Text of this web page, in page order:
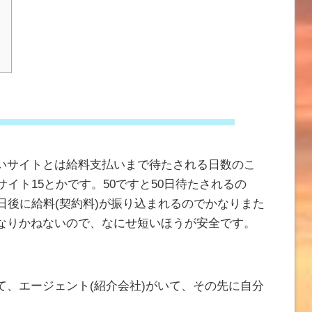
イトとは給料支払いまで待たされる日数のこ
イト15とかです。50ですと50日待たされるの
後に給料(契約料)が振り込まれるのでかなりまた
かねないので、なにせ短いほうが安全です。
、エージェント(紹介会社)がいて、その先に自分